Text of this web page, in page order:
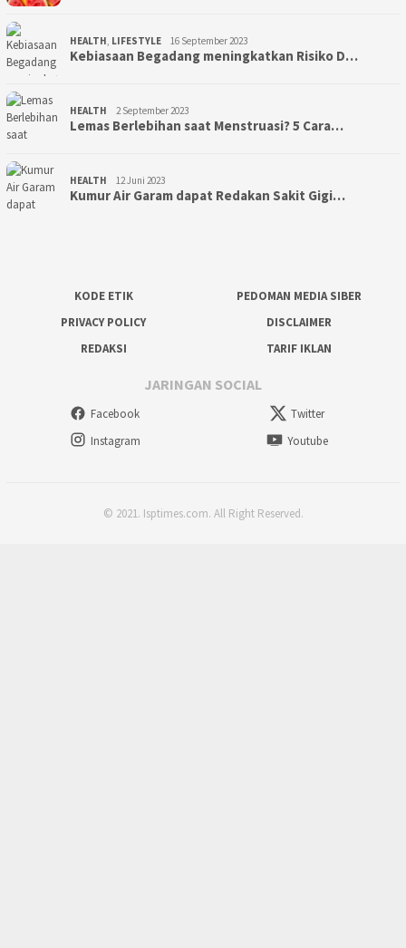
HEALTH, LIFESTYLE 16 September 2023
Kebiasaan Begadang meningkatkan Risiko D…
HEALTH 2 September 2023
Lemas Berlebihan saat Menstruasi? 5 Cara…
HEALTH 12 Juni 2023
Kumur Air Garam dapat Redakan Sakit Gigi…
KODE ETIK
PEDOMAN MEDIA SIBER
PRIVACY POLICY
DISCLAIMER
REDAKSI
TARIF IKLAN
JARINGAN SOCIAL
Facebook
Twitter
Instagram
Youtube
© 2021. Isptimes.com. All Right Reserved.